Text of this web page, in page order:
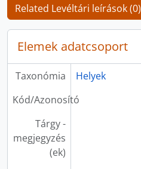
Related Levéltári leírások (0)
Elemek adatcsoport
Taxonómia
Helyek
Kód/Azonosító
Tárgy -
megjegyzés
(ek)